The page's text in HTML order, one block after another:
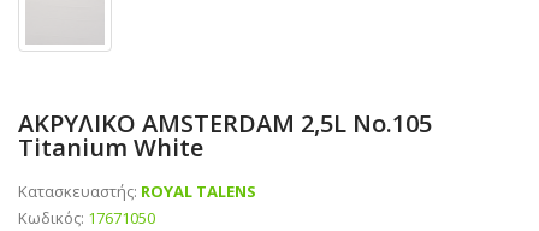
ΑΚΡΥΛΙΚΟ AMSTERDAM 2,5L No.105
Titanium White
Κατασκευαστής: ROYAL TALENS
Κωδικός: 17671050